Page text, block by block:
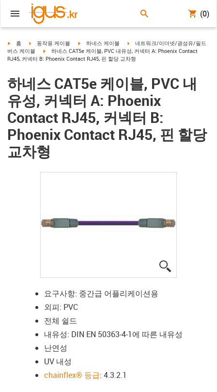
(0)
igus-icon-arrow-right
홈 igus-icon-arrow-right
동작용 케이블 igus-icon-arrow-right
하네스 케이블 igus-icon-arrow-right
네트워크/이더넷/광섬유/필드
버스 케이블
igus-icon-arrow-right
하네스 CAT5e 케이블, PVC 내유성, 커넥터 A: Phoenix Contact
RJ45, 커넥터 B: Phoenix Contact RJ45, 핀 할당 교차형
하네스 CAT5e 케이블, PVC 내
유성, 커넥터 A: Phoenix
Contact RJ45, 커넥터 B:
Phoenix Contact RJ45, 핀 할당
교차형
요구사항: 중간급 어플리케이션용
외피: PVC
전체 쉴드
내유성: DIN EN 50363-4-1에 따른 내유성
난연성
UV 내성
chainflex® 등급: 4.3.2.1